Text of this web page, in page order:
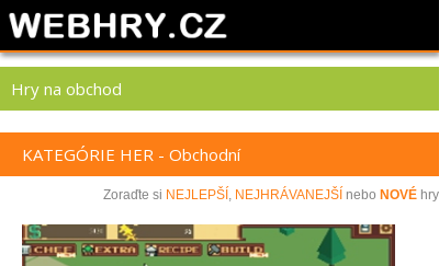
Hry na obchod
KATEGÓRIE HER - Obchodní
Zoraďte si NEJLEPŠÍ , NEJHRÁVANEJŠÍ nebo NOVÉ hry